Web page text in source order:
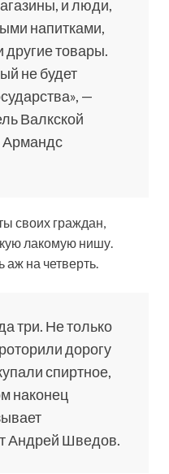
и люди,
напитками,
другие товары.
не будет
—
Валкской
Армандс
своих граждан,
лакомую нишу.
аж на четверть.
три. Не только
дорогу
спиртное,
наконец
Андрей Шведов.